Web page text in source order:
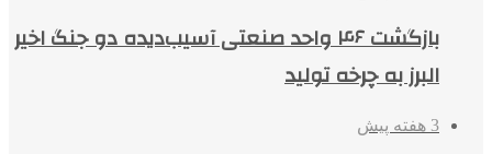
بازگشت ۴۶ واحد صنعتی آسیب‌دیده دو جنگ اخیر
البرز به چرخه تولید
3 هفته پیش